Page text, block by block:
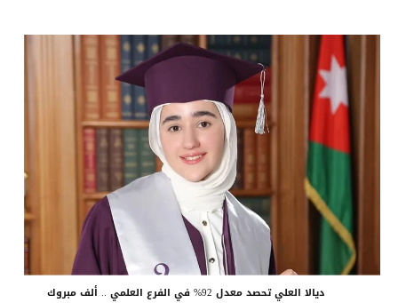
ديالا العلي تحصد معدل 92% في الفرع العلمي .. ألف مبروك